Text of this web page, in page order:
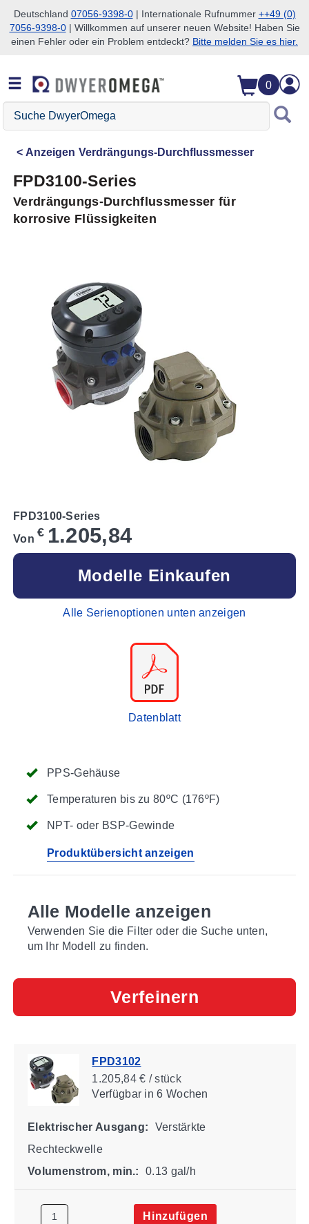
Zum Suchen überspringen
Zum Hauptinhalt überspringen
Zur Navigation überspringen
Deutschland 07056-9398-0| Internationale Rufnummer ++49 (0)
7056-9398-0| Willkommen auf unserer neuen Website! Haben Sie
einen Fehler oder ein Problem entdeckt? Bitte melden Sie es hier.
0
Suche
DwyerOmega
Anzeigen Verdrängungs-Durchflussmesser
FPD3100-Series
Verdrängungs-Durchflussmesser für
korrosive Flüssigkeiten
PPS-Gehäuse
Temperaturen bis zu 80ºC (176ºF)
NPT- oder BSP-Gewinde
Produktübersicht anzeigen
FPD3100-Series
Von € 1.205,84
Modelle Einkaufen
Alle Serienoptionen unten anzeigen
Datenblatt
Alle Modelle anzeigen
Verwenden Sie die Filter oder die Suche unten,
um Ihr Modell zu finden.
Verfeinern
FPD3102
1.205,84 € / stück
Verfügbarin 6 Wochen
Elektrischer Ausgang:
Verstärkte
Rechteckwelle
Volumenstrom, min.:
0.13 gal/h
Hinzufügen